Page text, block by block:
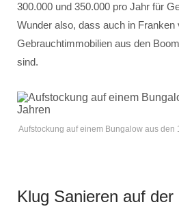
300.000 und 350.000 pro Jahr für
Wunder also, dass auch in Franken
Gebrauchtimmobilien aus den
sind.
Aufstockung auf einem Bungalow aus den
Klug Sanieren auf